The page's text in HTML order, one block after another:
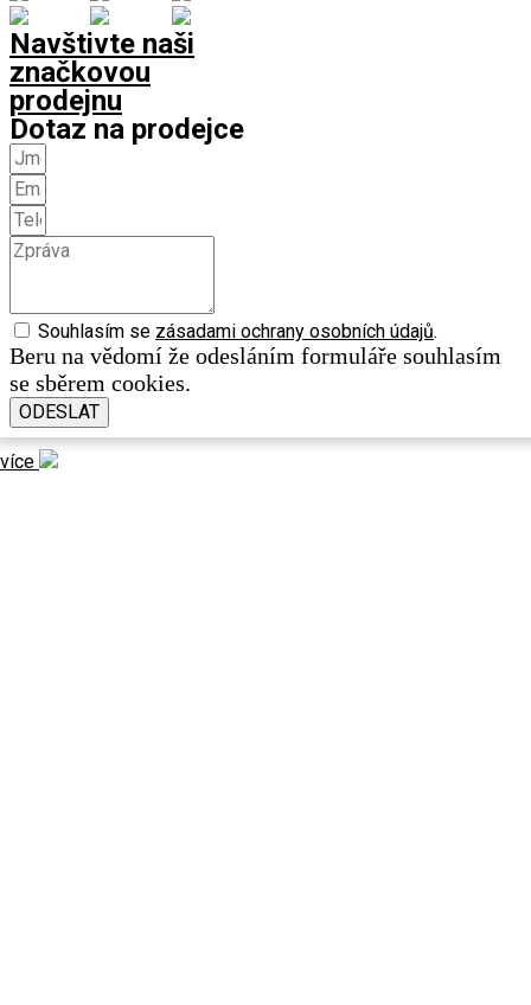
více
Navštivte naši
značkovou
prodejnu
Dotaz na prodejce
Souhlasím se zásadami ochrany osobních údajů.
Beru na vědomí že odesláním formuláře souhlasím
se sběrem cookies.
ODESLAT